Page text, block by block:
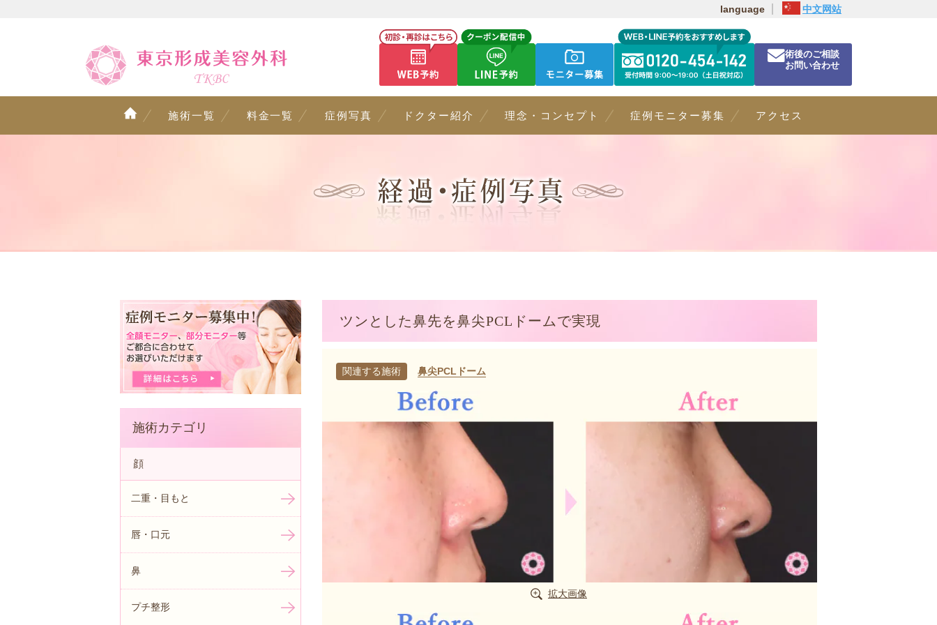
language 中文网站
術後のご相談
お問い合わせ
施術一覧 料金一覧 症例写真 ドクター紹介 理念・コンセプト 症例モニター募集 アクセス
ツンとした鼻先を鼻尖PCLドームで実現
関連する施術 鼻尖PCLドーム
拡大画像
施術カテゴリ
顔
二重・目もと
唇・口元
鼻
プチ整形